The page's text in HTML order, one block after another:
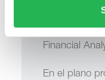
y,
también
Financial
En el plano